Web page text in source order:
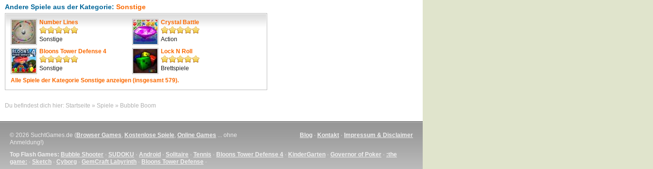
Andere Spiele aus der Kategorie: Sonstige
Number Lines
Sonstige
Crystal Battle
Action
Bloons Tower Defense 4
Sonstige
Lock N Roll
Brettspiele
Alle Spiele der Kategorie Sonstige anzeigen (insgesamt 579).
Du befindest dich hier: Startseite » Spiele » Bubble Boom
Blog · Kontakt · Impressum & Disclaimer
© 2026 SuchtGames.de (Browser Games, Kostenlose Spiele, Online Games ... ohne
Anmeldung!)
Top Flash Games: Bubble Shooter · SUDOKU · Android · Solitaire · Tennis · Bloons Tower Defense 4 · KinderGarten · Governor of Poker · :the
game: · Sketch · Cyborg · GemCraft Labyrinth · Bloons Tower Defense ·